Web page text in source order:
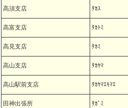
高須支店 ﾀｶｽ
高富支店 ﾀｶﾄﾐ
高見支店 ﾀｶﾐ
高山支店 ﾀｶﾔﾏ
高山駅前支店 ﾀｶﾔﾏｴｷﾏｴ
田神出張所 ﾀｶﾞﾐ